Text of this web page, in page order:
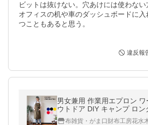
ビットは抜けない。穴あけには使わない
オフィスの机や車のダッシュボードに
つこともあると思う。
違反報
男女兼用 作業用エプロン
ウトドア DIY キャンプ ロン
チンエプロン おしゃれ 無地
布雑貨・がま口財布工房花水